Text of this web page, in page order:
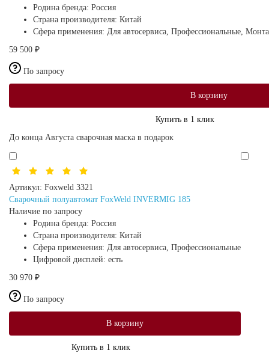
Родина бренда: Россия
Страна производителя: Китай
Сфера применения: Для автосервиса, Профессиональные,
59 500 ₽
По запросу
В корзину
Купить в 1 клик
До конца Августа сварочная маска в подарок
Артикул: Foxweld 3321
Сварочный полуавтомат FoxWeld INVERMIG 185
Наличие по запросу
Родина бренда: Россия
Страна производителя: Китай
Сфера применения: Для автосервиса, Профессиональные
Цифровой дисплей: есть
30 970 ₽
По запросу
В корзину
Купить в 1 клик